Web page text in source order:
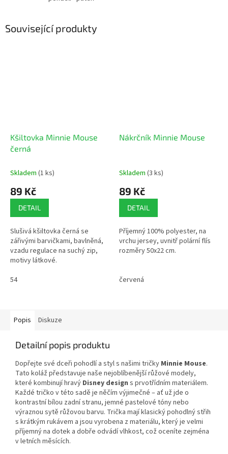
Související produkty
Kšiltovka Minnie Mouse
černá
Skladem (1 ks)
89 Kč
DETAIL
Slušivá kšiltovka černá se
zářivými barvičkami, bavlněná,
vzadu regulace na suchý zip,
motivy látkové.
54
Nákrčník Minnie Mouse
Skladem (3 ks)
89 Kč
DETAIL
Příjemný 100% polyester, na
vrchu jersey, uvnitř polární flís
rozměry 50x22 cm.
červená
Popis Diskuze
Detailní popis produktu
Dopřejte své dceři pohodlí a styl s našimi tričky Minnie Mouse.
Tato koláž představuje naše nejoblíbenější růžové modely,
které kombinují hravý Disney design s prvotřídním materiálem.
Každé tričko v této sadě je něčím výjimečné – ať už jde o
kontrastní bílou zadní stranu, jemné pastelové tóny nebo
výraznou sytě růžovou barvu. Trička mají klasický pohodlný střih
s krátkým rukávem a jsou vyrobena z materiálu, který je velmi
příjemný na dotek a dobře odvádí vlhkost, což oceníte zejména
v letních měsících.